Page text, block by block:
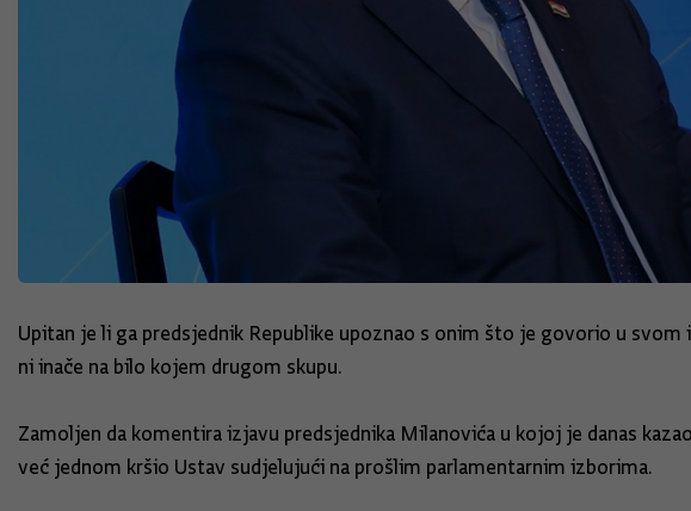
Upitan je li ga predsjednik Republike upoznao s onim što je govorio u
ni inače na bilo kojem drugom skupu.
Zamoljen da komentira izjavu predsjednika Milanovića u kojoj je danas
već jednom kršio Ustav sudjelujući na prošlim parlamentarnim izborima.